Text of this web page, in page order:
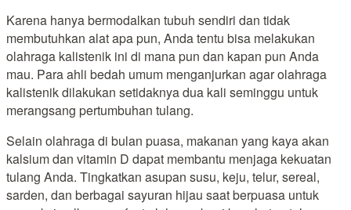
Karena hanya bermodalkan tubuh sendiri dan tidak
membutuhkan alat apa pun, Anda tentu bisa melakukan
olahraga kalistenik ini di mana pun dan kapan pun Anda
mau. Para ahli bedah umum menganjurkan agar olahraga
kalistenik dilakukan setidaknya dua kali seminggu untuk
merangsang pertumbuhan tulang.
Selain olahraga di bulan puasa, makanan yang kaya akan
kalsium dan vitamin D dapat membantu menjaga kekuatan
tulang Anda. Tingkatkan asupan susu, keju, telur, sereal,
sarden, dan berbagai sayuran hijau saat berpuasa untuk